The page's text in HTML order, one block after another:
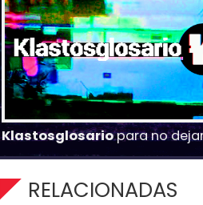
Klastosglosariopara no
RELACIONADAS